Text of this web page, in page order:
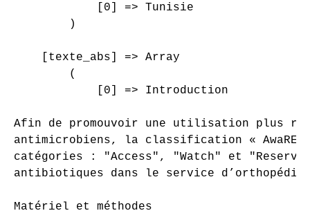
            [0] => Tunisie
        )
    [texte_abs] => Array
        (
            [0] => Introduction
Afin de promouvoir une utilisation plus
antimicrobiens, la classification «
catégories : "Access", "Watch" et
antibiotiques dans le service
Matériel et méthodes